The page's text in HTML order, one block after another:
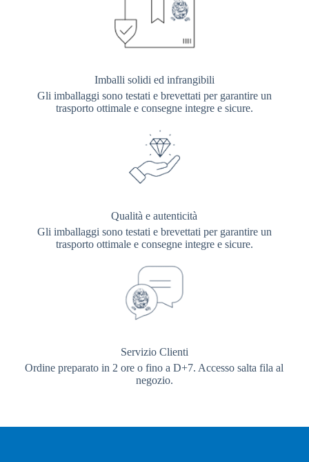
Imballi solidi ed infrangibili
Gli imballaggi sono testati e brevettati per garantire un
trasporto ottimale e consegne integre e sicure.
Qualità e autenticità
Gli imballaggi sono testati e brevettati per garantire un
trasporto ottimale e consegne integre e sicure.
Servizio Clienti
Ordine preparato in 2 ore o fino a D+7. Accesso salta fila al
negozio.